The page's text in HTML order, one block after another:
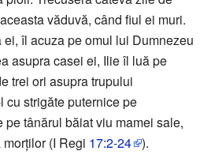
văduvă, când fiul ei muri.
îl acuza pe omul lui Dumnezeu
asupra casei ei, Ilie îl luă pe
trei ori asupra trupului
cu strigăte puternice pe
tânărul băiat viu mamei sale,
(I Regi 17:2-24 ).